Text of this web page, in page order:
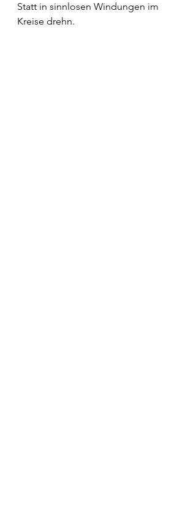
Statt in sinnlosen Windungen im
Kreise drehn.